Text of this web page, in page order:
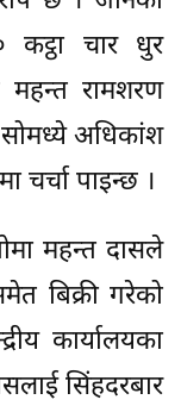
कट्ठा चार धुर
रामशरण
सोमध्ये अधिकांश
चर्चा पाइन्छ ।
महन्त दासले
बिक्री गरेको
कार्यालयका
सिंहदरबार